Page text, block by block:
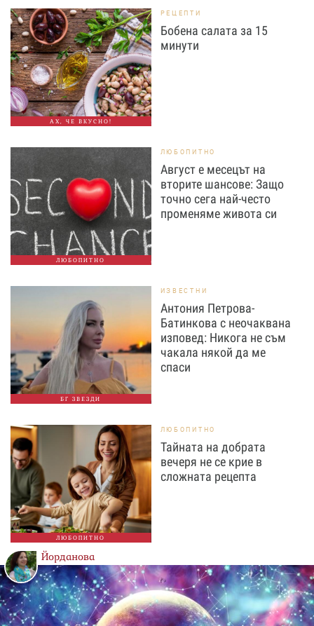
АХ, ЧЕ ВКУСНО!
РЕЦЕПТИ
Бобена салата за 15
минути
ЛЮБОПИТНО
ЛЮБОПИТНО
Август е месецът на
вторите шансове: Защо
точно сега най-често
променяме живота си
БГ ЗВЕЗДИ
ИЗВЕСТНИ
Антония Петрова-
Батинкова с неочаквана
изповед: Никога не съм
чакала някой да ме
спаси
ЛЮБОПИТНО
ЛЮБОПИТНО
Тайната на добрата
вечеря не се крие в
сложната рецепта
Йорданова